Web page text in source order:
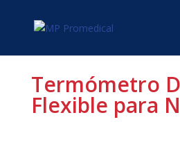
Termómetro
Flexible para